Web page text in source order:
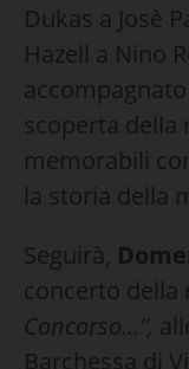
Dukas a Josè
Hazell a Nino
scoperta della
memorabili
la storia della
Seguirà,
concerto della
Concorso…”,
Barchessa di